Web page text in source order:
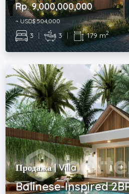
Rp. 9,000,000,000
~ USD$ 504,000
3 | 3 | 179 m2
Продажа | Villa
Balinese-Inspired